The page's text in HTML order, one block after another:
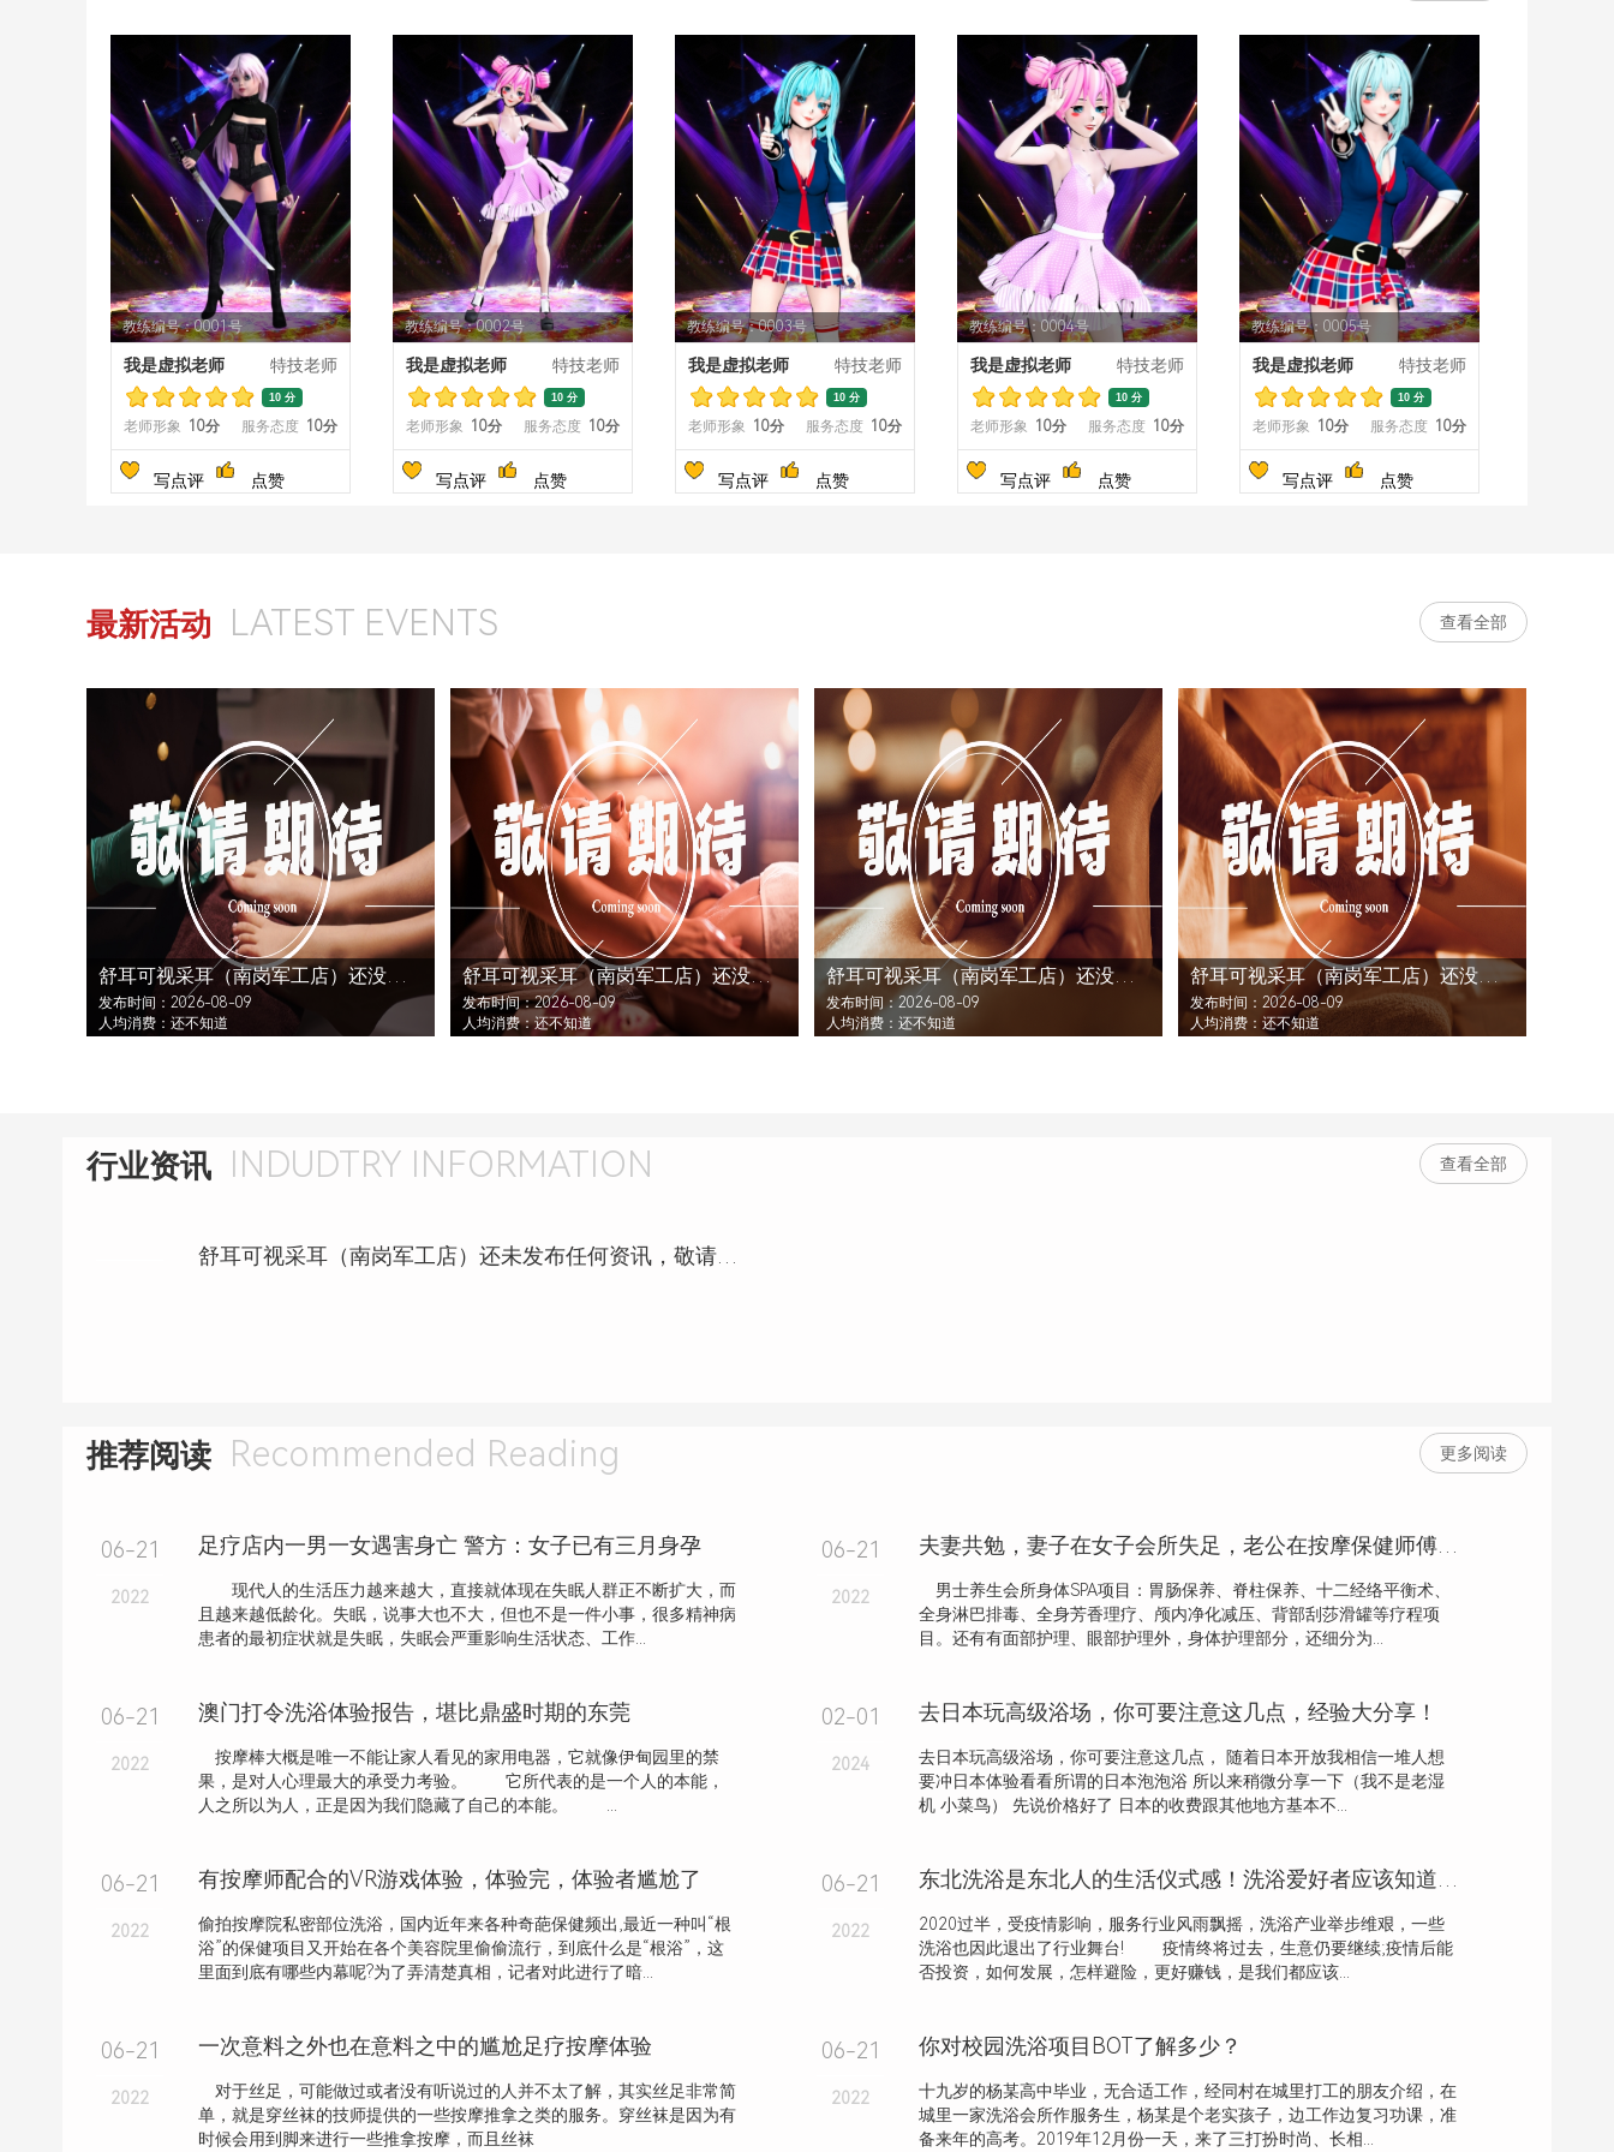
教练编号：0001号
我是虚拟老师 特技老师
10 分
老师形象 10分 服务态度 10分
写点评 点赞
教练编号：0002号
我是虚拟老师 特技老师
10 分
老师形象 10分 服务态度 10分
写点评 点赞
教练编号：0003号
我是虚拟老师 特技老师
10 分
老师形象 10分 服务态度 10分
写点评 点赞
教练编号：0004号
我是虚拟老师 特技老师
10 分
老师形象 10分 服务态度 10分
写点评 点赞
教练编号：0005号
我是虚拟老师 特技老师
10 分
老师形象 10分 服务态度 10分
写点评 点赞
最新活动 LATEST EVENTS 查看全部
舒耳可视采耳（南岗军工店）还没发布活动
发布时间：2026-08-09
人均消费：还不知道
舒耳可视采耳（南岗军工店）还没发布活动
发布时间：2026-08-09
人均消费：还不知道
舒耳可视采耳（南岗军工店）还没发布活动
发布时间：2026-08-09
人均消费：还不知道
舒耳可视采耳（南岗军工店）还没发布活动
发布时间：2026-08-09
人均消费：还不知道
行业资讯 INDUDTRY INFORMATION 查看全部
推荐阅读 Recommended Reading 更多阅读
06-21
2022
足疗店内一男一女遇害身亡 警方：女子已有三月身孕
现代人的生活压力越来越大，直接就体现在失眠人群正不断扩大，而
且越来越低龄化。失眠，说事大也不大，但也不是一件小事，很多精神病
患者的最初症状就是失眠，失眠会严重影响生活状态、工作...
06-21
2022
男士养生会所身体SPA项目：胃肠保养、脊柱保养、十二经络平衡术、
全身淋巴排毒、全身芳香理疗、颅内净化减压、背部刮莎滑罐等疗程项
目。还有有面部护理、眼部护理外，身体护理部分，还细分为...
06-21
2022
澳门打令洗浴体验报告，堪比鼎盛时期的东莞
按摩棒大概是唯一不能让家人看见的家用电器，它就像伊甸园里的禁
果，是对人心理最大的承受力考验。 它所代表的是一个人的本能，
人之所以为人，正是因为我们隐藏了自己的本能。 ...
02-01
2024
去日本玩高级浴场，你可要注意这几点，经验大分享！
去日本玩高级浴场，你可要注意这几点， 随着日本开放我相信一堆人想
要冲日本体验看看所谓的日本泡泡浴 所以来稍微分享一下（我不是老湿
机 小菜鸟） 先说价格好了 日本的收费跟其他地方基本不...
06-21
2022
有按摩师配合的VR游戏体验，体验完，体验者尴尬了
偷拍按摩院私密部位洗浴，国内近年来各种奇葩保健频出,最近一种叫“根
浴”的保健项目又开始在各个美容院里偷偷流行，到底什么是“根浴”，这
里面到底有哪些内幕呢?为了弄清楚真相，记者对此进行了暗...
06-21
2022
2020过半，受疫情影响，服务行业风雨飘摇，洗浴产业举步维艰，一些
洗浴也因此退出了行业舞台! 疫情终将过去，生意仍要继续;疫情后能
否投资，如何发展，怎样避险，更好赚钱，是我们都应该...
06-21
2022
一次意料之外也在意料之中的尴尬足疗按摩体验
对于丝足，可能做过或者没有听说过的人并不太了解，其实丝足非常简
单，就是穿丝袜的技师提供的一些按摩推拿之类的服务。穿丝袜是因为有
时候会用到脚来进行一些推拿按摩，而且丝袜
06-21
2022
你对校园洗浴项目BOT了解多少？
十九岁的杨某高中毕业，无合适工作，经同村在城里打工的朋友介绍，在
城里一家洗浴会所作服务生，杨某是个老实孩子，边工作边复习功课，准
备来年的高考。2019年12月份一天，来了三打扮时尚、长相...